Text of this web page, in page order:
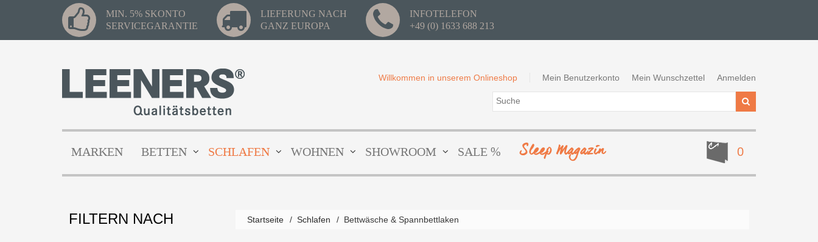
MIN. 5% SKONTO
SERVICEGARANTIE
LIEFERUNG NACH
GANZ EUROPA
INFOTELEFON
+49 (0) 1633 688 213
Mein Benutzerkonto Mein Wunschzettel Anmelden
Willkommen in unserem Onlineshop
0
MARKEN BETTEN SCHLAFEN WOHNEN SHOWROOM SALE % Sleep Magazin
Startseite / Schlafen / Bettwäsche & Spannbettlaken
FILTERN NACH